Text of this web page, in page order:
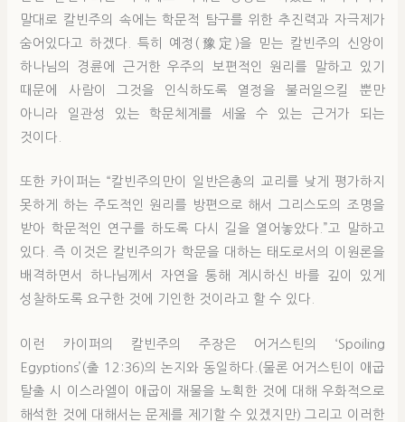
말대로 칼빈주의 속에는 학문적 탐구를 위한 추진력과 자극제가
숨어있다고 하겠다. 특히 예정(豫定)을 믿는 칼빈주의 신앙이
하나님의 경륜에 근거한 우주의 보편적인 원리를 말하고 있기
때문에 사람이 그것을 인식하도록 열정을 불러일으킬 뿐만
아니라 일관성 있는 학문체계를 세울 수 있는 근거가 되는
것이다.
또한 카이퍼는 “칼빈주의만이 일반은총의 교리를 낮게 평가하지
못하게 하는 주도적인 원리를 방편으로 해서 그리스도의 조명을
받아 학문적인 연구를 하도록 다시 길을 열어놓았다.”고 말하고
있다. 즉 이것은 칼빈주의가 학문을 대하는 태도로서의 이원론을
배격하면서 하나님께서 자연을 통해 계시하신 바를 깊이 있게
성찰하도록 요구한 것에 기인한 것이라고 할 수 있다.
이런 카이퍼의 칼빈주의 주장은 어거스틴의 ‘Spoiling
Egyptions’(출 12:36)의 논지와 동일하다.(물론 어거스틴이 애굽
탈출 시 이스라엘이 애굽이 재물을 노획한 것에 대해 우화적으로
해석한 것에 대해서는 문제를 제기할 수 있겠지만) 그리고 이러한